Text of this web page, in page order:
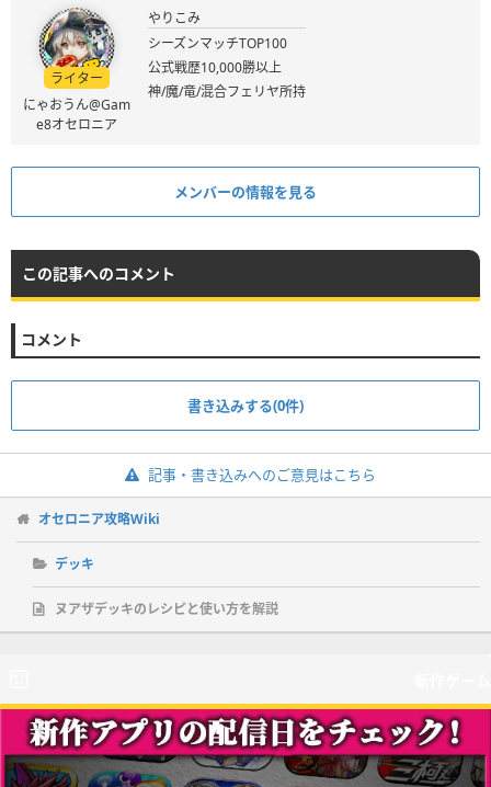
ライター
にゃおうん@Gam
e8オセロニア
やりこみ
シーズンマッチTOP100
公式戦歴10,000勝以上
神/魔/竜/混合フェリヤ所持
メンバーの情報を見る
この記事へのコメント
コメント
書き込みする(0件)
記事・書き込みへのご意見はこちら
オセロニア攻略Wiki
デッキ
ヌアザデッキのレシピと使い方を解説